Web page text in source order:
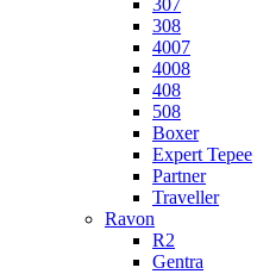
307
308
4007
4008
408
508
Boxer
Expert Tepee
Partner
Traveller
Ravon
R2
Gentra